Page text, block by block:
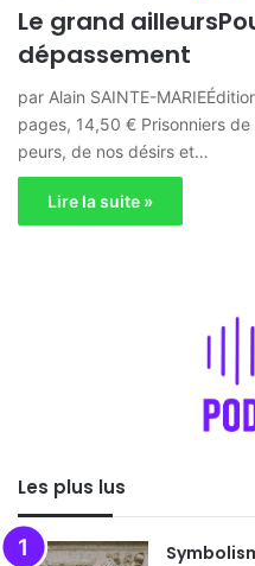
Le grand
dépassement
par Alain SAINTE-
pages, 14,50 € Prisonniers
peurs, de nos désirs et…
Lire la suite »
Les plus lus